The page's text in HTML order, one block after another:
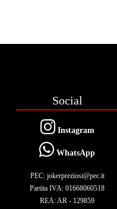
Social
Instagram
WhatsApp
PEC: jokerpreziosi@pec.it
Partita IVA: 01668060518
REA: AR - 129859